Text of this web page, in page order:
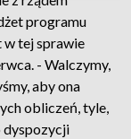
programu
tej sprawie
- Walczymy,
aby ona
obliczeń, tyle,
dyspozycji